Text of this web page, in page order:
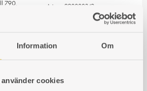
Information Om
cookies
790.
Art. nr: 990000342